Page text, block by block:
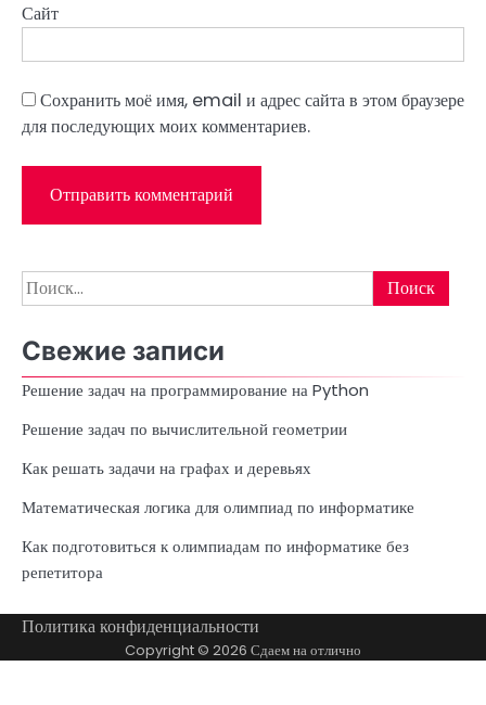
Сайт
Сохранить моё имя, email и адрес сайта в этом браузере
для последующих моих комментариев.
Найти:
Свежие записи
Решение задач на программирование на Python
Решение задач по вычислительной геометрии
Как решать задачи на графах и деревьях
Математическая логика для олимпиад по информатике
Как подготовиться к олимпиадам по информатике без
репетитора
Политика конфиденциальности
Copyright © 2026 Сдаем на отлично